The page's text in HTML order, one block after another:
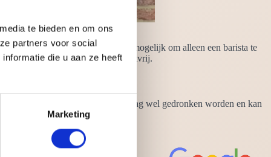
te bieden en om ons
partners voor social
die u aan ze heeft
Marketing
barman of barvrouw. Het is ook mogelijk om alleen een barista te
afgerond en is uitermate gastvrij.
kan op elk moment van de dag wel gedronken worden en kan